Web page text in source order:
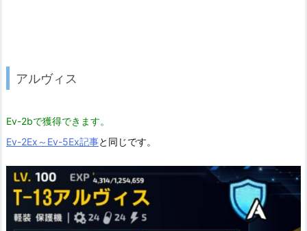
Ver1.0と比べると完全に別キャラになってます。
音が出ます。ご注意下さい。いえむしろモーションと合わせて
声の不気味さ加減聞いて下さい。
「…判決。……死刑」
「私は…貴様の、死だ」
アルヴィス
Ev-2bで獲得できます。
Ev-2Ex～Ev-5Ex記事と同じです。